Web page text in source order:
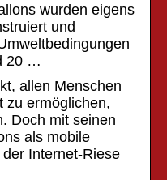
wurden eigens
und
20 …
allen Menschen
zu ermöglichen,
Doch mit seinen
als mobile
Internet-Riese